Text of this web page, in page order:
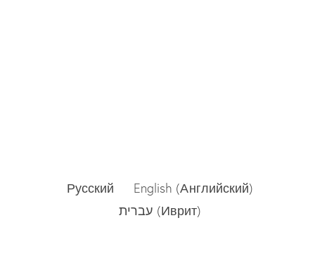
Русский English (Английский)
עברית (Иврит)